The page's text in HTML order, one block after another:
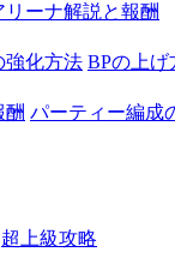
リーナ解説と報酬
強化方法 BPの上げ
酬 パーティー編成
超上級攻略